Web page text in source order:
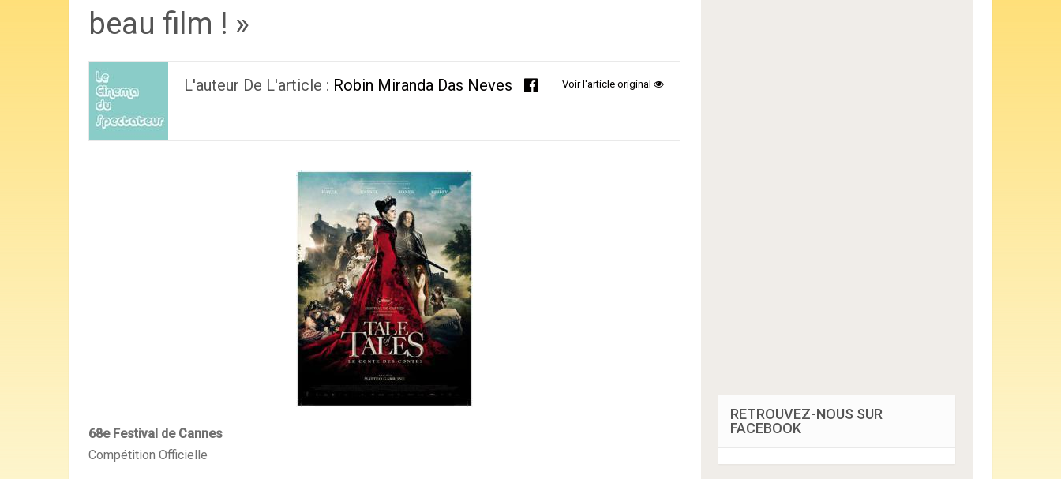
beau film ! »
L'auteur De L'article : Robin Miranda Das Neves Voir l'article original
68e Festival de Cannes
Compétition Officielle
RETROUVEZ-NOUS SUR
FACEBOOK